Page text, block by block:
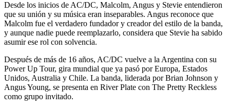
Desde los inicios de AC/DC, Malcolm, Angus y Stevie entendieron
que su unión y su música eran inseparables. Angus reconoce que
Malcolm fue el verdadero fundador y creador del estilo de la banda,
y aunque nadie puede reemplazarlo, considera que Stevie ha sabido
asumir ese rol con solvencia.
Después de más de 16 años, AC/DC vuelve a la Argentina con su
Power Up Tour, gira mundial que ya pasó por Europa, Estados
Unidos, Australia y Chile. La banda, liderada por Brian Johnson y
Angus Young, se presenta en River Plate con The Pretty Reckless
como grupo invitado.